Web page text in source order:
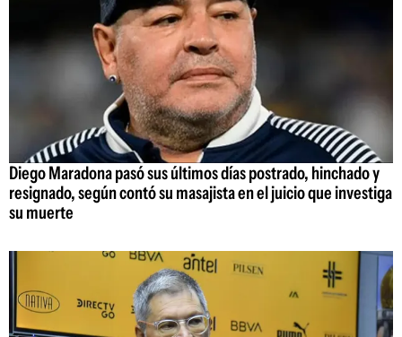
Diego Maradona pasó sus últimos días postrado, hinchado y
resignado, según contó su masajista en el juicio que investiga
su muerte